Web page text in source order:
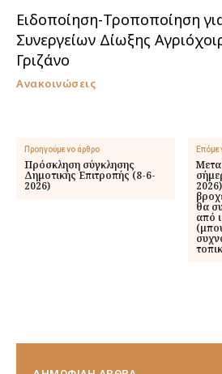
Ειδοποίηση-Τροποποίηση
Συνεργείων Δίωξης
Γριζάνο
Ανακοινώσεις
Προηγούμενο άρθρο
Πρόσκληση σύγκλησης
Δημοτικής Επιτροπής (8-6-
2026)
θα
από